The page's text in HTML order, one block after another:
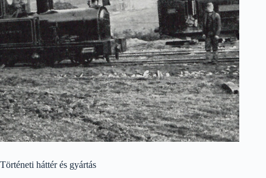
Történeti háttér és gyártás